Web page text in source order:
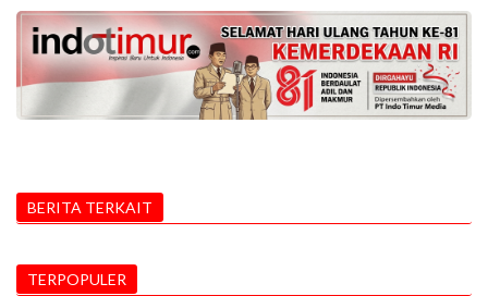
BERITA TERKAIT
TERPOPULER